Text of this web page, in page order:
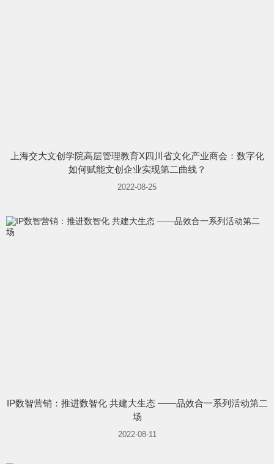
上海交大文创学院高层管理教育X四川省文化产业商会：数字化
如何赋能文创企业实现第二曲线？
2022-08-25
IP数智营销：推进数智化 共建大生态 ——品效合一系列活动第二
场
2022-08-11